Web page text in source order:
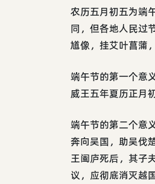
农历五月初五为端
同，但各地人民过
馗像，挂艾叶菖蒲
端午节的第一个意
威王五年夏历正月
端午节的第二个意
奔向吴国，助吴伐
王阖庐死后，其子
议，应彻底消灭越